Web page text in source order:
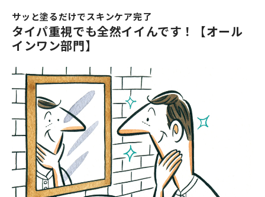
サッと塗るだけでスキンケア完了
タイパ重視でも全然イイんです！【オール
インワン部門】